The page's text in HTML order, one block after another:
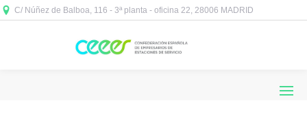
C/ Núñez de Balboa, 116 - 3ª planta - oficina 22, 28006 MADRID